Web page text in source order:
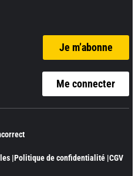
Je m’abonne
Me connecter
|Politique de confidentialité |CGV